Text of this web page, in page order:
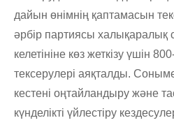
дайын өнімнің қаптамасын
әрбір партиясы халықаралық
келетініне көз жеткізу үшін
тексерулері аяқталды.
кестені оңтайландыру және
күнделікті үйлестіру